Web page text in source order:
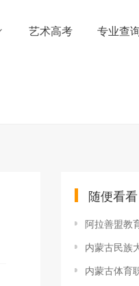
艺术高考 专业查
随便看看
阿拉善盟教育领域
内蒙古民族大
内蒙古体育